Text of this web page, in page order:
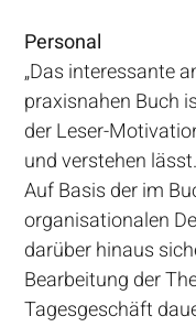
Personal
„Das interessante
praxisnahen Buch
der Leser-
und verstehen
Auf Basis der im
organisationalen
darüber hinaus
Bearbeitung der
Tagesgeschäft